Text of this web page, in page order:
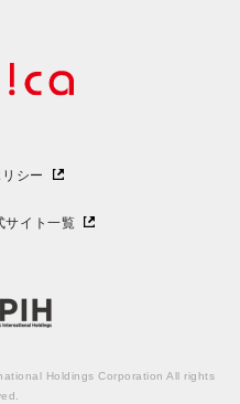
シー
サイト一覧
Holdings Corporation All rights